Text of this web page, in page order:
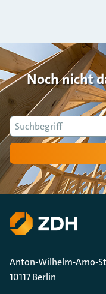
Noch nicht
Suche
Anton-Wilhelm-Amo-
10117 Berlin